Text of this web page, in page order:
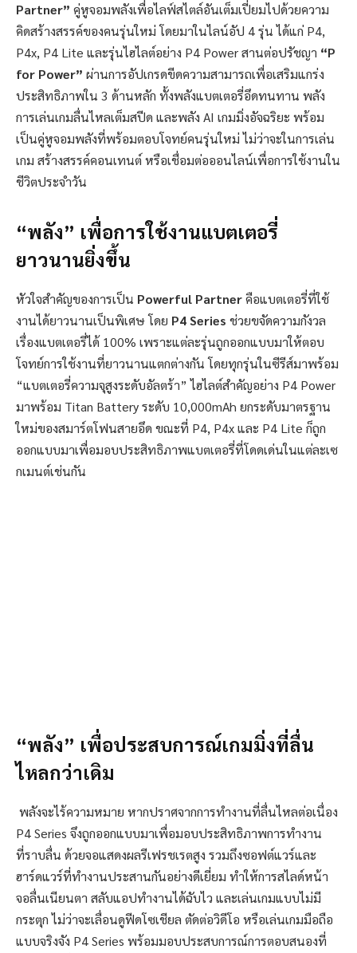
Partner” คู่หูจอมพลังเพื่อไลฟ์สไตล์อันเต็มเปี่ยมไปด้วยความ
คิดสร้างสรรค์ของคนรุ่นใหม่ โดยมาในไลน์อัป 4 รุ่น ได้แก่ P4,
P4x, P4 Lite และรุ่นไฮไลต์อย่าง P4 Power สานต่อปรัชญา “P
for Power” ผ่านการอัปเกรดขีดความสามารถเพื่อเสริมแกร่ง
ประสิทธิภาพใน 3 ด้านหลัก ทั้งพลังแบตเตอรี่อึดทนทาน พลัง
การเล่นเกมลื่นไหลเต็มสปีด และพลัง AI เกมมิ่งอัจฉริยะ พร้อม
เป็นคู่หูจอมพลังที่พร้อมตอบโจทย์คนรุ่นใหม่ ไม่ว่าจะในการเล่น
เกม สร้างสรรค์คอนเทนต์ หรือเชื่อมต่อออนไลน์เพื่อการใช้งานใน
ชีวิตประจำวัน
“พลัง” เพื่อการใช้งานแบตเตอรี่
ยาวนานยิ่งขึ้น
หัวใจสำคัญของการเป็น Powerful Partnerคือแบตเตอรี่ที่ใช้
งานได้ยาวนานเป็นพิเศษ โดย P4 Series ช่วยขจัดความกังวล
เรื่องแบตเตอรี่ได้ 100% เพราะแต่ละรุ่นถูกออกแบบมาให้ตอบ
โจทย์การใช้งานที่ยาวนานแตกต่างกัน โดยทุกรุ่นในซีรีส์มาพร้อม
“แบตเตอรี่ความจุสูงระดับอัลตร้า” ไฮไลต์สำคัญอย่าง P4 Power
มาพร้อม Titan Battery ระดับ 10,000mAh ยกระดับมาตรฐาน
ใหม่ของสมาร์ตโฟนสายอึด ขณะที่ P4, P4x และ P4 Lite ก็ถูก
ออกแบบมาเพื่อมอบประสิทธิภาพแบตเตอรี่ที่โดดเด่นในแต่ละเซ
กเมนต์เช่นกัน
“พลัง” เพื่อประสบการณ์เกมมิ่งที่ลื่น
ไหลกว่าเดิม
พลังจะไร้ความหมาย หากปราศจากการทำงานที่ลื่นไหลต่อเนื่อง
P4 Series จึงถูกออกแบบมาเพื่อมอบประสิทธิภาพการทำงาน
ที่ราบลื่น ด้วยจอแสดงผลรีเฟรชเรตสูง รวมถึงซอฟต์แวร์และ
ฮาร์ดแวร์ที่ทำงานประสานกันอย่างดีเยี่ยม ทำให้การสไลด์หน้า
จอลื่นเนียนตา สลับแอปทำงานได้ฉับไว และเล่นเกมแบบไม่มี
กระตุก ไม่ว่าจะเลื่อนดูฟีดโซเชียล ตัดต่อวิดีโอ หรือเล่นเกมมือถือ
แบบจริงจัง P4 Series พร้อมมอบประสบการณ์การตอบสนองที่